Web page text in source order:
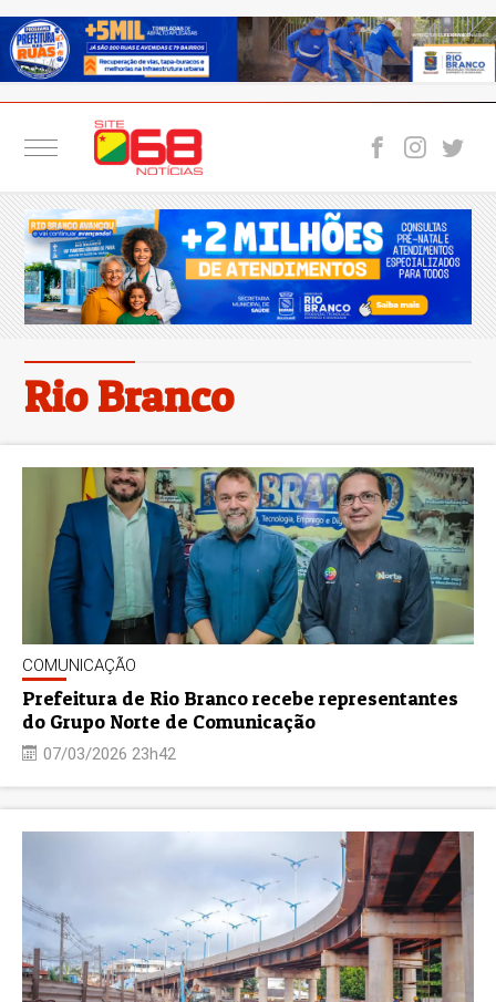
Rio Branco
COMUNICAÇÃO
Prefeitura de Rio Branco recebe representantes
do Grupo Norte de Comunicação
07/03/2026 23h42